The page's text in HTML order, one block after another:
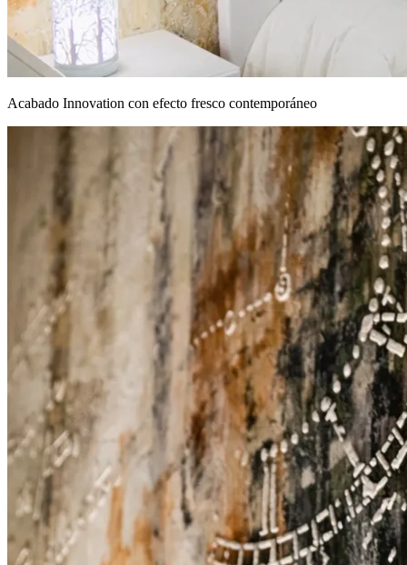
Acabado Innovation con efecto fresco contemporáneo